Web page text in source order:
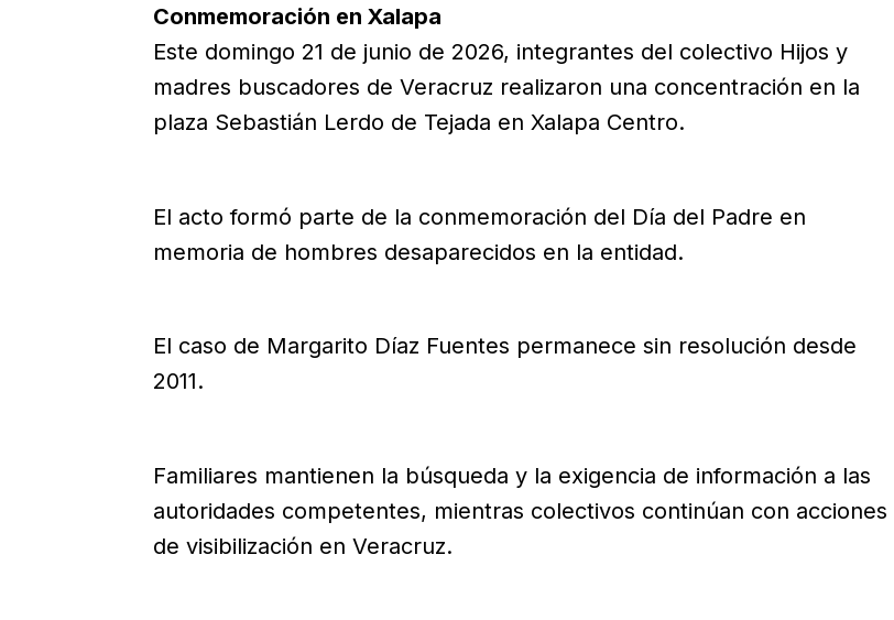
Conmemoración en Xalapa
Este domingo 21 de junio de 2026, integrantes del colectivo Hijos y
madres buscadores de Veracruz realizaron una concentración en la
plaza Sebastián Lerdo de Tejada en Xalapa Centro.
El acto formó parte de la conmemoración del Día del Padre en
memoria de hombres desaparecidos en la entidad.
El caso de Margarito Díaz Fuentes permanece sin resolución desde
2011.
Familiares mantienen la búsqueda y la exigencia de información a las
autoridades competentes, mientras colectivos continúan con acciones
de visibilización en Veracruz.